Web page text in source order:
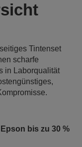
Tintenset
scharfe
in Laborqualität
bis zu 30 %